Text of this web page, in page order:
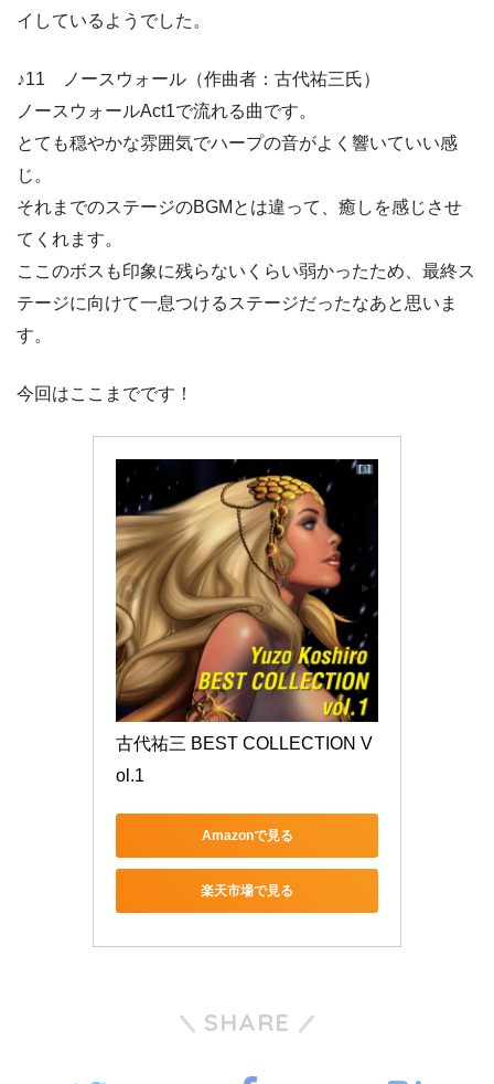
イしているようでした。
♪11 ノースウォール（作曲者：古代祐三氏）
ノースウォールAct1で流れる曲です。
とても穏やかな雰囲気でハープの音がよく響いていい感
じ。
それまでのステージのBGMとは違って、癒しを感じさせ
てくれます。
ここのボスも印象に残らないくらい弱かったため、最終ス
テージに向けて一息つけるステージだったなあと思いま
す。
今回はここまでです！
古代祐三 BEST COLLECTION V
ol.1
Amazonで見る
楽天市場で見る
SHARE